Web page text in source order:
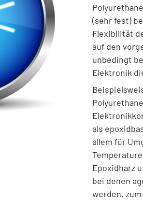
(sehr fest)
Flexibilität
auf den
unbedingt
Elektronik
als
allem für
Epoxidharz
bei denen
werden,